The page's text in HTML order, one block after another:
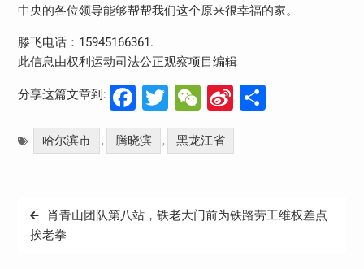
中央的各位领导能够帮帮我们这个原来很幸福的家。
滕飞电话：15945166361.
此信息由权利运动司法公正观察项目编辑
分享这篇文章到: Facebook
Twitter
WeChat
Sina
Weibo
分
哈尔滨市 , 腾晓滨 , 黑龙江省
文
章
肖青山团队第八站，铁老大门前为铁路劳工维权差点
挨老拳